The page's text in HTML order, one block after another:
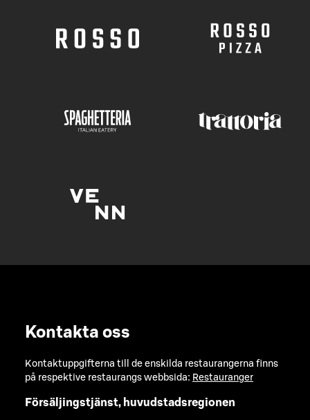
Kontakta oss
Kontaktuppgifterna till de enskilda restaurangerna finns
på respektive restaurangs webbsida: Restauranger
Försäljingstjänst, huvudstadsregionen